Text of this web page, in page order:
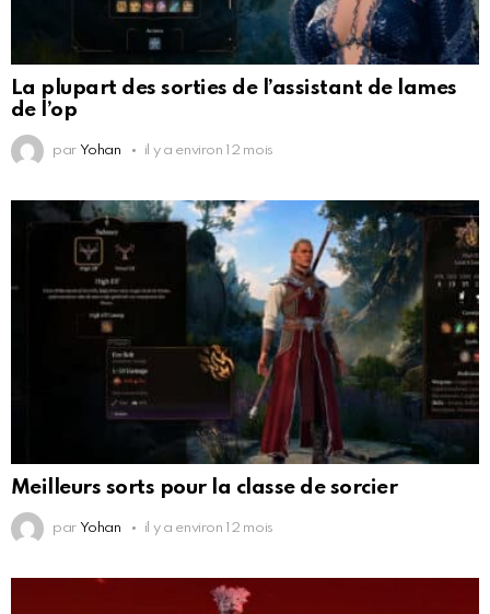
La plupart des sorties de l’assistant de lames
de l’op
par Yohan il y a environ 12 mois
Meilleurs sorts pour la classe de sorcier
par Yohan il y a environ 12 mois